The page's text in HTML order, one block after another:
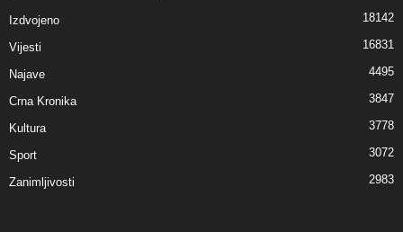
Izdvojeno 18142
Vijesti 16831
Najave 4495
Crna Kronika 3847
Kultura 3778
Sport 3072
Zanimljivosti 2983